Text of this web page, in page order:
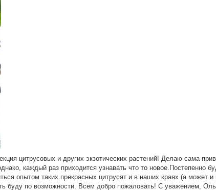
цитрусовых и других экзотических растений! Делаю сама
каждый раз приходится узнавать что то новое.Постепенно
опытом таких прекрасных цитрусят и в наших краях (а может
буду по возможности. Всем добро пожаловать! С уважением,